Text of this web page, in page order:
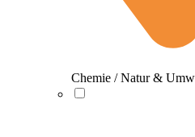
Chemie / Natur &